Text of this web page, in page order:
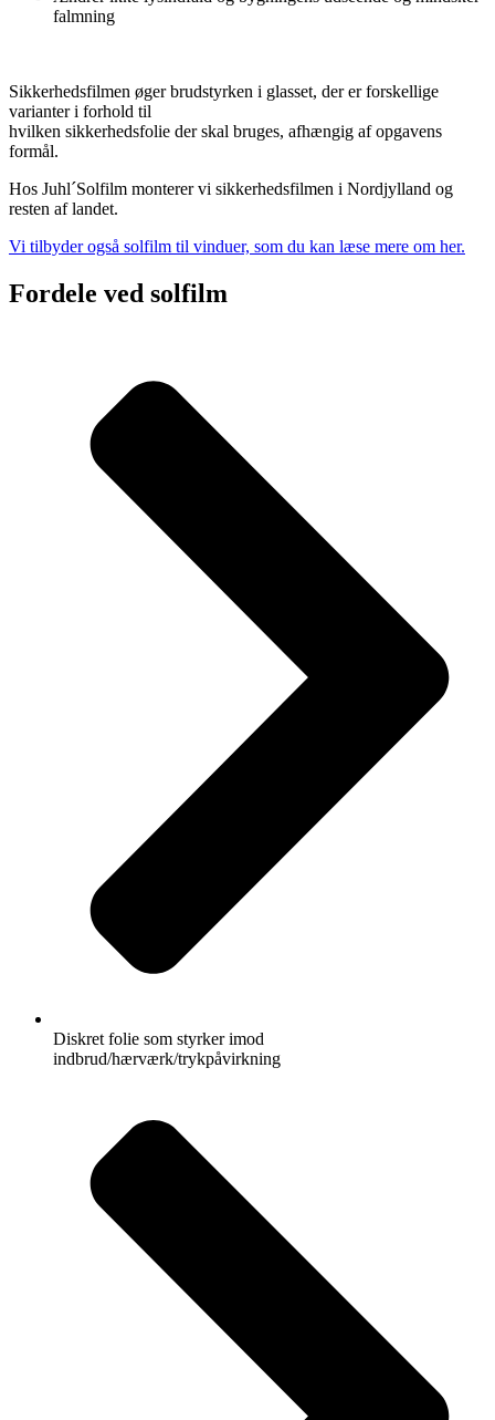
falmning
Sikkerhedsfilmen øger brudstyrken i glasset, der er forskellige
varianter i forhold til
hvilken sikkerhedsfolie der skal bruges, afhængig af opgavens
formål.
Hos Juhl´Solfilm monterer vi sikkerhedsfilmen i Nordjylland og
resten af landet.
Vi tilbyder også solfilm til vinduer, som du kan læse mere om her.
Fordele ved solfilm
Diskret folie som styrker imod
indbrud/hærværk/trykpåvirkning